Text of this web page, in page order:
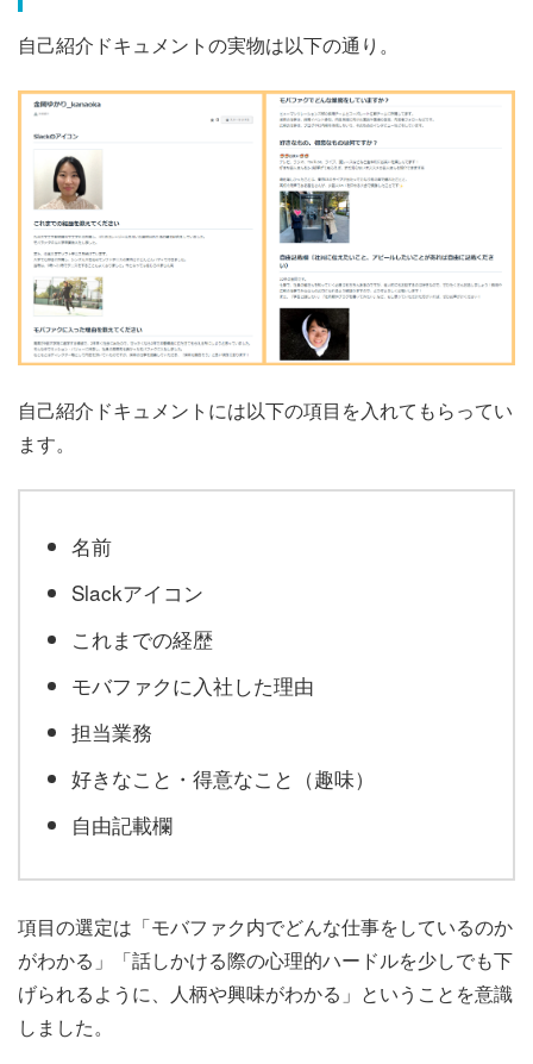
自己紹介ドキュメントの実物は以下の通り。
自己紹介ドキュメントには以下の項目を入れてもらってい
ます。
名前
Slackアイコン
これまでの経歴
モバファクに入社した理由
担当業務
好きなこと・得意なこと（趣味）
自由記載欄
項目の選定は「モバファク内でどんな仕事をしているのか
がわかる」「話しかける際の心理的ハードルを少しでも下
げられるように、人柄や興味がわかる」ということを意識
しました。